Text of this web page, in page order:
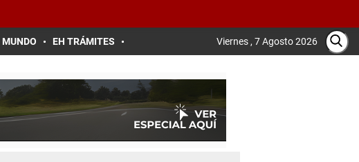
MUNDO EH TRÁMITES Viernes , 7 Agosto 2026